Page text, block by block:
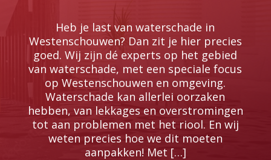
Heb je last van waterschade in
Westenschouwen? Dan zit je hier precies
goed.​ Wij zijn dé experts op het gebied
van waterschade, met een speciale focus
op Westenschouwen en omgeving.​
Waterschade kan allerlei oorzaken
hebben, van lekkages en overstromingen
tot aan problemen met het riool.​ En wij
weten precies hoe we dit moeten
aanpakken! Met […]